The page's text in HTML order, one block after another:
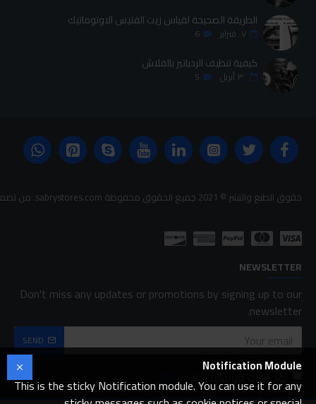
الطريقة الصحيحة لقياس زيت الفتيس الاوتوماتيك
٠٧ فبراير 6
كيفية تنظيف الردياتير بالفلاش
٣٠ أبريل 5
حقوق الطبع والنشر © 2021 جميع الحقوق محفوظة sabrystores.com. من تصميم-
NEWSLETTER
Don't miss any updates or promotions by signing up to our
newsletter.
SEND
لقد قرأت ووافقت على FAQ
Notification Module
This is the sticky Notification module. You can use it for any